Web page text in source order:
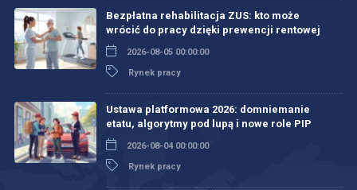
Bezpłatna rehabilitacja ZUS: kto może
wrócić do pracy dzięki prewencji rentowej
2026-08-05 00:00:00
Rynek pracy
Ustawa platformowa 2026: domniemanie
etatu, algorytmy pod lupą i nowe role PIP
2026-08-04 00:00:00
Rynek pracy